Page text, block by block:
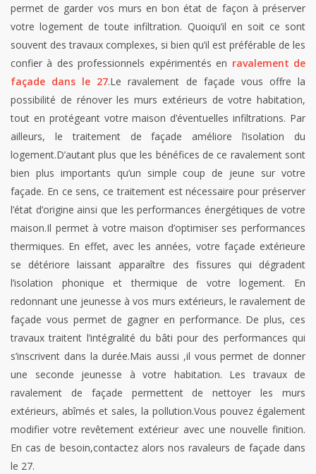
permet de garder vos murs en bon état de façon à préserver
votre logement de toute infiltration. Quoiqu’il en soit ce sont
souvent des travaux complexes, si bien qu’il est préférable de les
confier à des professionnels expérimentés en ravalement de
façade dans le 27.Le ravalement de façade vous offre la
possibilité de rénover les murs extérieurs de votre habitation,
tout en protégeant votre maison d’éventuelles infiltrations. Par
ailleurs, le traitement de façade améliore l’isolation du
logement.D’autant plus que les bénéfices de ce ravalement sont
bien plus importants qu’un simple coup de jeune sur votre
façade. En ce sens, ce traitement est nécessaire pour préserver
l’état d’origine ainsi que les performances énergétiques de votre
maison.Il permet à votre maison d’optimiser ses performances
thermiques. En effet, avec les années, votre façade extérieure
se détériore laissant apparaître des fissures qui dégradent
l’isolation phonique et thermique de votre logement. En
redonnant une jeunesse à vos murs extérieurs, le ravalement de
façade vous permet de gagner en performance. De plus, ces
travaux traitent l’intégralité du bâti pour des performances qui
s’inscrivent dans la durée.Mais aussi ,il vous permet de donner
une seconde jeunesse à votre habitation. Les travaux de
ravalement de façade permettent de nettoyer les murs
extérieurs, abîmés et sales, la pollution.Vous pouvez également
modifier votre revêtement extérieur avec une nouvelle finition.
En cas de besoin,contactez alors nos ravaleurs de façade dans
le 27.